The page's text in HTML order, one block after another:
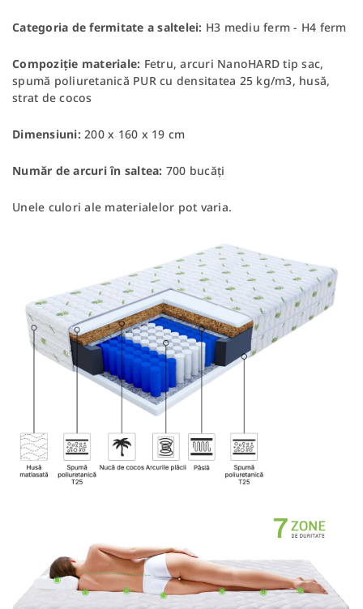
Categoria de fermitate a saltelei: H3 mediu ferm - H4 ferm
Compoziție materiale: Fetru, arcuri NanoHARD tip sac,
spumă poliuretanică PUR cu densitatea 25 kg/m3, husă,
strat de cocos
Dimensiuni:200 x 160 x 19 cm
Număr de arcuri în saltea: 700 bucăți
Unele culori ale materialelor pot varia.